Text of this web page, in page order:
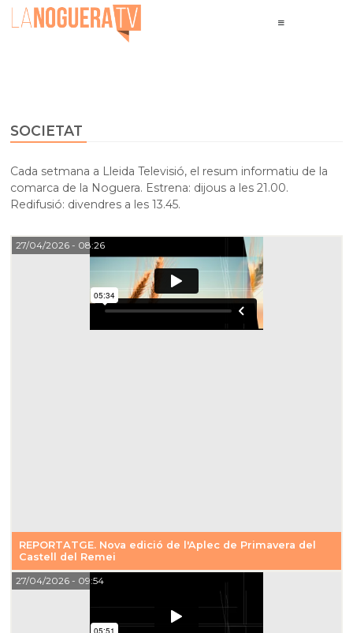
SOCIETAT
Cada setmana a Lleida Televisió, el resum informatiu de la
comarca de la Noguera. Estrena: dijous a les 21.00.
Redifusió: divendres a les 13.45.
REPORTATGE. Nova edició de l'Aplec de Primavera del
Castell del Remei
27/04/2026- 08:26
27/04/2026- 09:54